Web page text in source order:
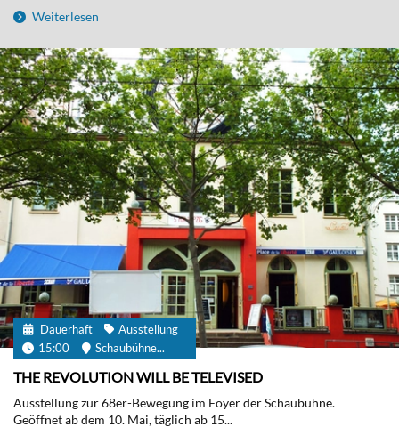
Weiterlesen
Dauerhaft
Ausstellung
15:00
Schaubühne...
THE REVOLUTION WILL BE TELEVISED
Ausstellung zur 68er-Bewegung im Foyer der Schaubühne.
Geöffnet ab dem 10. Mai, täglich ab 15...